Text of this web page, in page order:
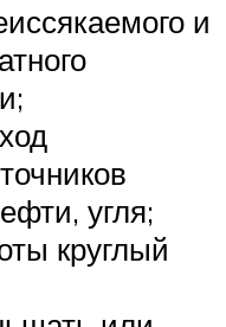
и
угля;
круглый